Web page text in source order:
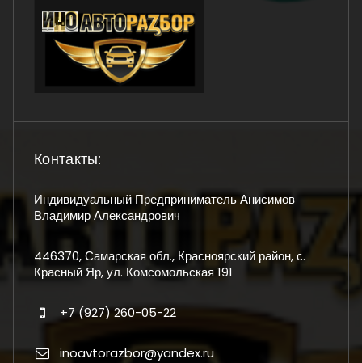
Контакты:
Индивидуальный Предприниматель Анисимов
Владимир Александрович
446370, Самарская обл., Красноярский район, с.
Красный Яр, ул. Комсомольская 191
+7 (927) 260-05-22
inoavtorazbor@yandex.ru